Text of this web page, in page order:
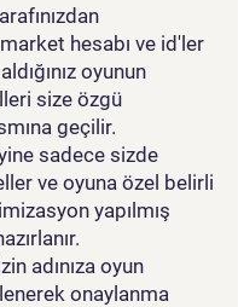
hesabı ve id'ler
oyunun
size özgü
geçilir.
sadece sizde
ve oyuna özel belirli
yapılmış
adınıza oyun
onaylanma